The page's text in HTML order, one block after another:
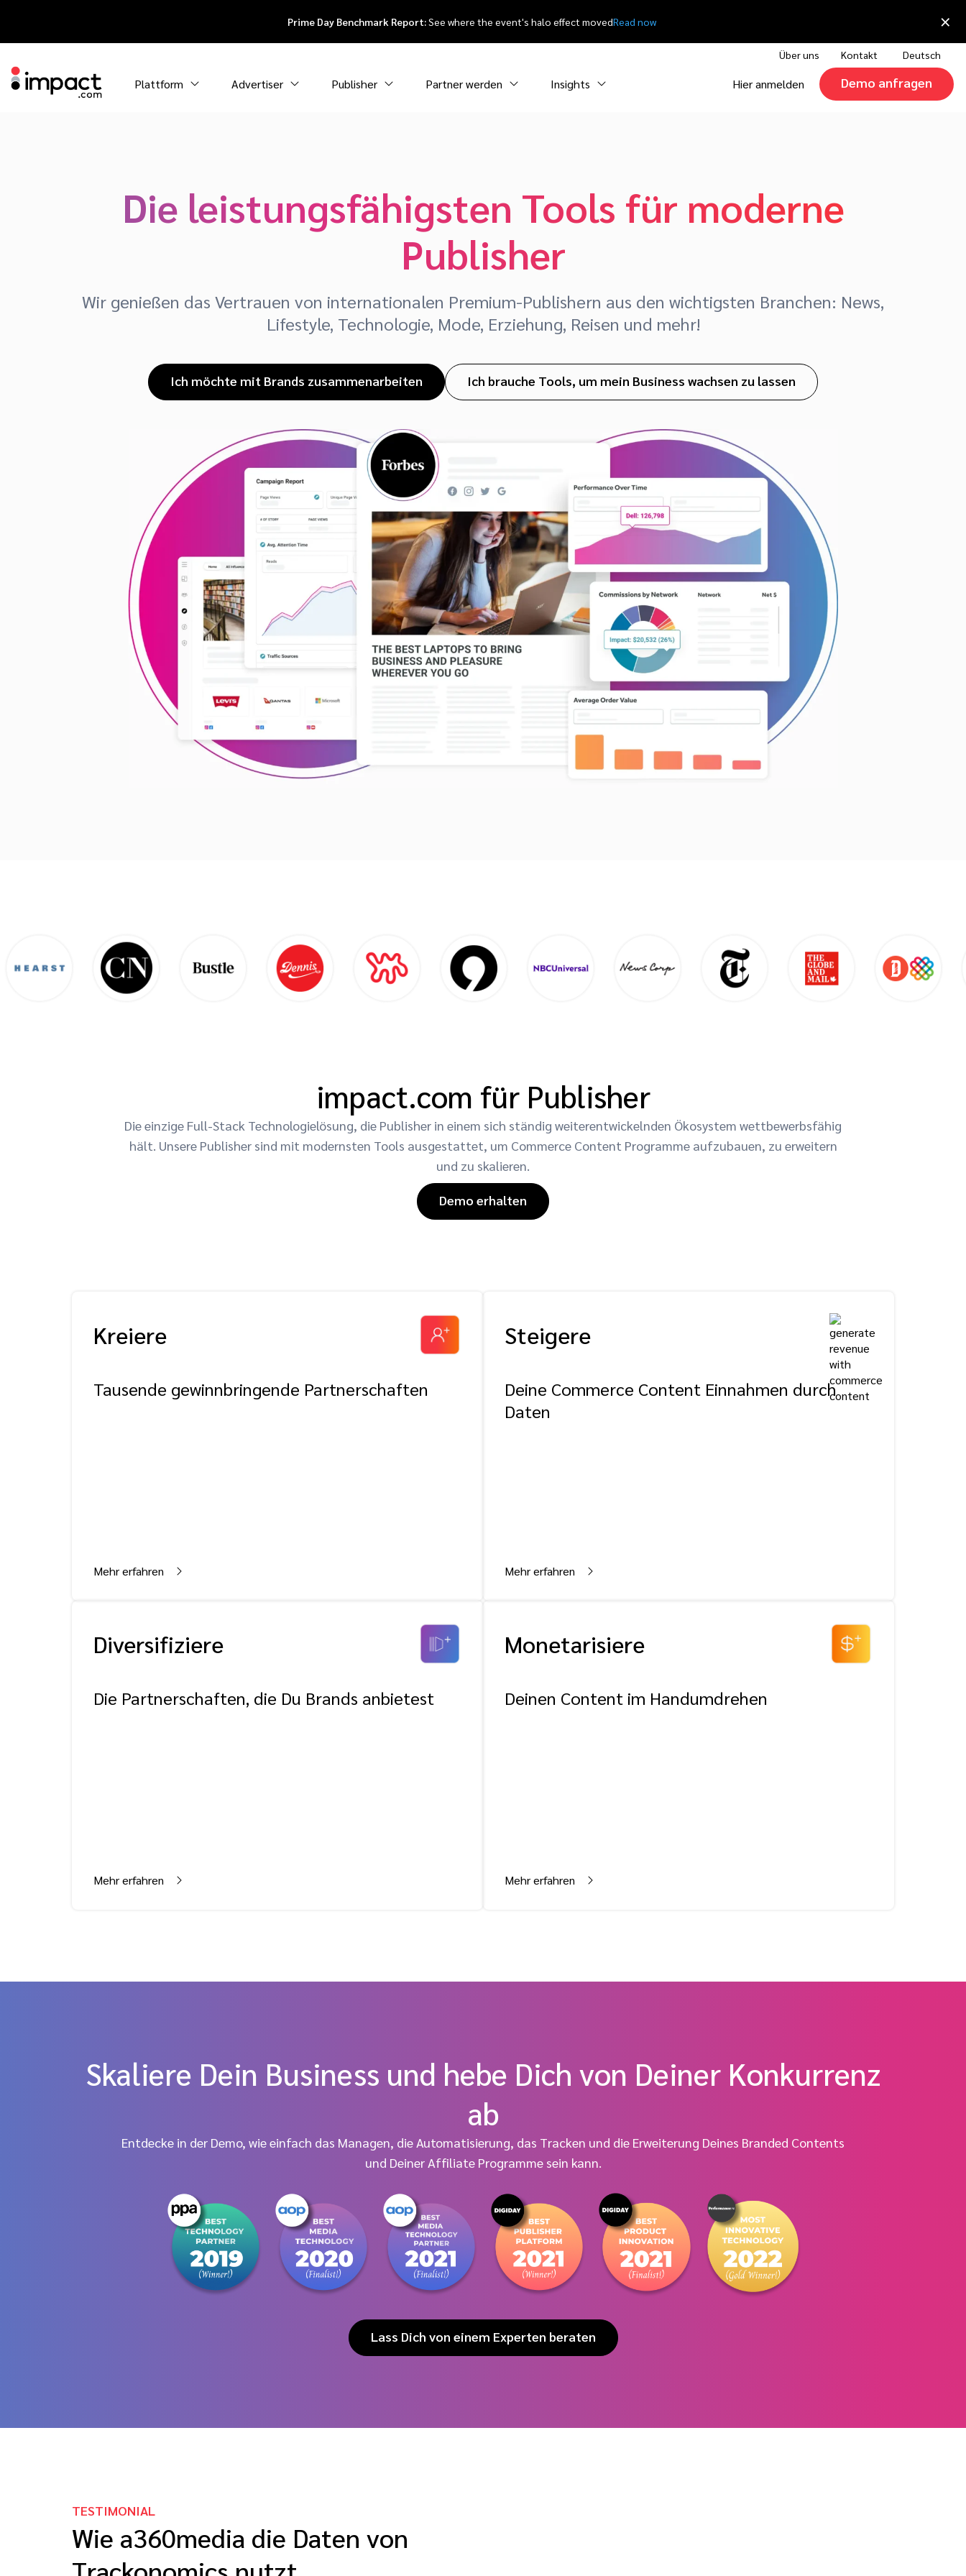
Prime Day Benchmark Report:See where the event's halo effect movedRead now ×
Über uns Kontakt Deutsch
Plattform Advertiser Publisher Partner werden Insights Hier anmelden Demo anfragen
Die leistungsfähigsten Tools für moderne
Publisher
Wir genießen das Vertrauen von internationalen Premium-Publishern aus den wichtigsten Branchen: News,
Lifestyle, Technologie, Mode, Erziehung, Reisen und mehr!
Ich möchte mit Brands zusammenarbeiten Ich brauche Tools, um mein Business wachsen zu lassen
impact.com für Publisher
Die einzige Full-Stack Technologielösung, die Publisher in einem sich ständig weiterentwickelnden Ökosystem wettbewerbsfähig
hält. Unsere Publisher sind mit modernsten Tools ausgestattet, um Commerce Content Programme aufzubauen, zu erweitern
und zu skalieren.
Demo erhalten
Kreiere
Tausende gewinnbringende Partnerschaften
Mehr erfahren
Steigere
Deine Commerce Content Einnahmen durch
Daten
Mehr erfahren
Diversifiziere
Die Partnerschaften, die Du Brands anbietest
Mehr erfahren
Monetarisiere
Deinen Content im Handumdrehen
Mehr erfahren
Skaliere Dein Business und hebe Dich von Deiner Konkurrenz
ab
Entdecke in der Demo, wie einfach das Managen, die Automatisierung, das Tracken und die Erweiterung Deines Branded Contents
und Deiner Affiliate Programme sein kann.
Lass Dich von einem Experten beraten
TESTIMONIAL
Wie a360media die Daten von